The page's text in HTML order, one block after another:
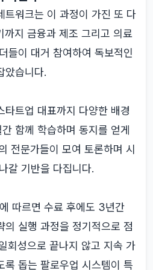
트워크는 이 과정이 가진 또 다
지 금융과 제조 그리고 의료
들이 대거 참여하여 독보적인
았습니다.
타트업 대표까지 다양한 배경
함께 학습하며 동지를 얻게
전문가들이 모여 토론하며 시
갈 기반을 다집니다.
따르면 수료 후에도 3년간
의 실행 과정을 정기적으로 점
회성으로 끝나지 않고 지속 가
록 돕는 팔로우업 시스템이 특